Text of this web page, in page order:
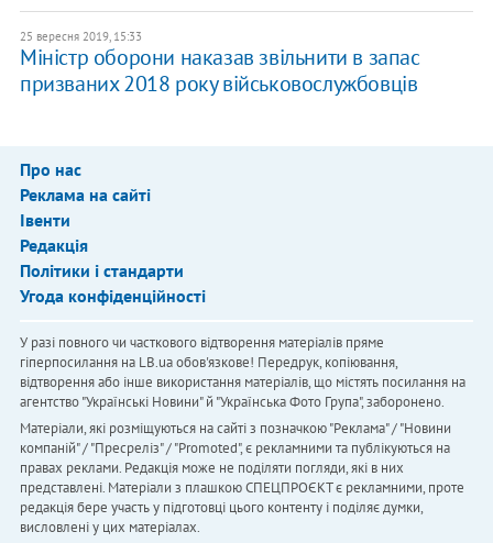
25 вересня 2019, 15:33
Міністр оборони наказав звільнити в запас
призваних 2018 року військовослужбовців
Про нас
Реклама на сайті
Івенти
Редакція
Політики і стандарти
Угода конфіденційності
У разі повного чи часткового відтворення матеріалів пряме
гіперпосилання на LB.ua обов'язкове! Передрук, копіювання,
відтворення або інше використання матеріалів, що містять посилання на
агентство "Українськi Новини" й "Українська Фото Група", заборонено.
Матеріали, які розміщуються на сайті з позначкою "Реклама" / "Новини
компаній" / "Пресреліз" / "Promoted", є рекламними та публікуються на
правах реклами. Редакція може не поділяти погляди, які в них
представлені. Матеріали з плашкою СПЕЦПРОЄКТ є рекламними, проте
редакція бере участь у підготовці цього контенту і поділяє думки,
висловлені у цих матеріалах.